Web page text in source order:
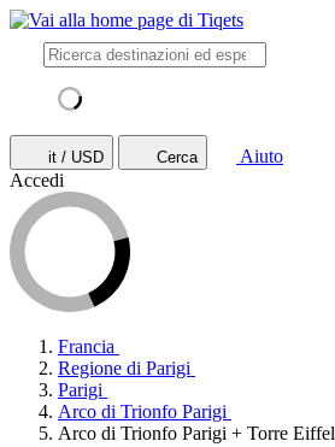
it / USD Cerca
Aiuto
Accedi
Francia
Regione di Parigi
Parigi
Arco di Trionfo Parigi
Arco di Trionfo Parigi + Torre Eiffel